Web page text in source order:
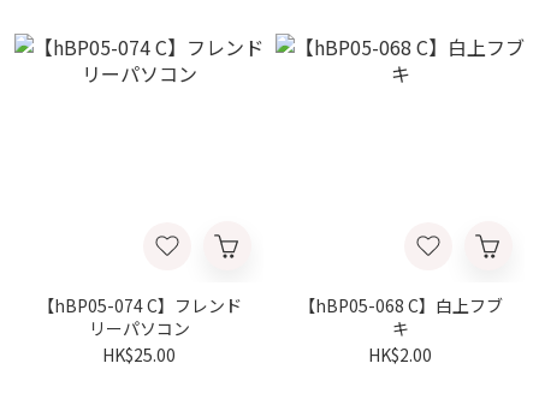
【hBP05-074 C】フレンド
リーパソコン
HK$25.00
【hBP05-068 C】白上フブ
キ
HK$2.00